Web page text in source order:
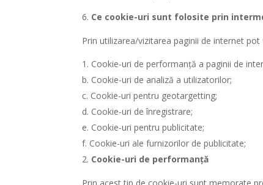
Ce cookie-uri sunt folosite prin
Prin utilizarea/vizitarea paginii de internet
Cookie-uri de performanță a paginii de
b. Cookie-uri de analiză a utilizatorilor;
c. Cookie-uri pentru geotargetting;
d. Cookie-uri de înregistrare;
e. Cookie-uri pentru publicitate;
f. Cookie-uri ale furnizorilor de publicitate;
Cookie-uri de performanță